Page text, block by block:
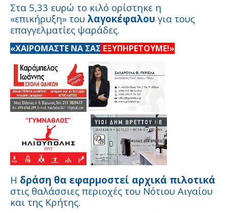
Στα 5,33 ευρώ το κιλό ορίστηκε η
«επικήρυξη» του λαγοκέφαλου για τους
επαγγελματίες ψαράδες.
«ΧΑΙΡΟΜΑΣΤΕ ΝΑ ΣΑΣ ΕΞΥΠΗΡΕΤΟΥΜΕ!»
Η δράση θα εφαρμοστεί αρχικά πιλοτικά
στις θαλάσσιες περιοχές του Νότιου Αιγαίου
και της Κρήτης.